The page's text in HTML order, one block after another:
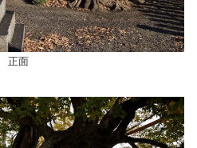
正面